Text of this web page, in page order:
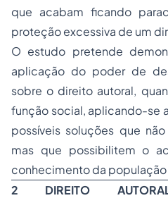
que acabam ficando
proteção excessiva de um
O estudo pretende
aplicação do poder de
sobre o direito autoral,
função social, aplicando-se
possíveis soluções que
mas que possibilitem o
conhecimento da população
2 DIREITO